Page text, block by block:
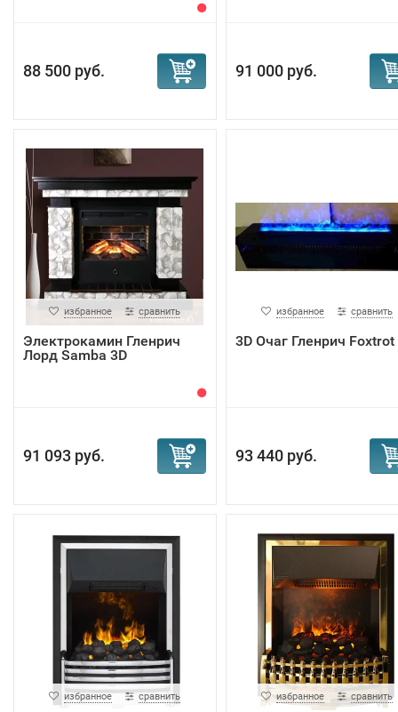
88 500 руб. 91 000 руб.
избранное сравнить
Электрокамин Гленрич
Лорд Samba 3D
91 093 руб.
избранное сравнить
3D Очаг Гленрич Foxtrot
93 440 руб.
избранное сравнить избранное сравнить